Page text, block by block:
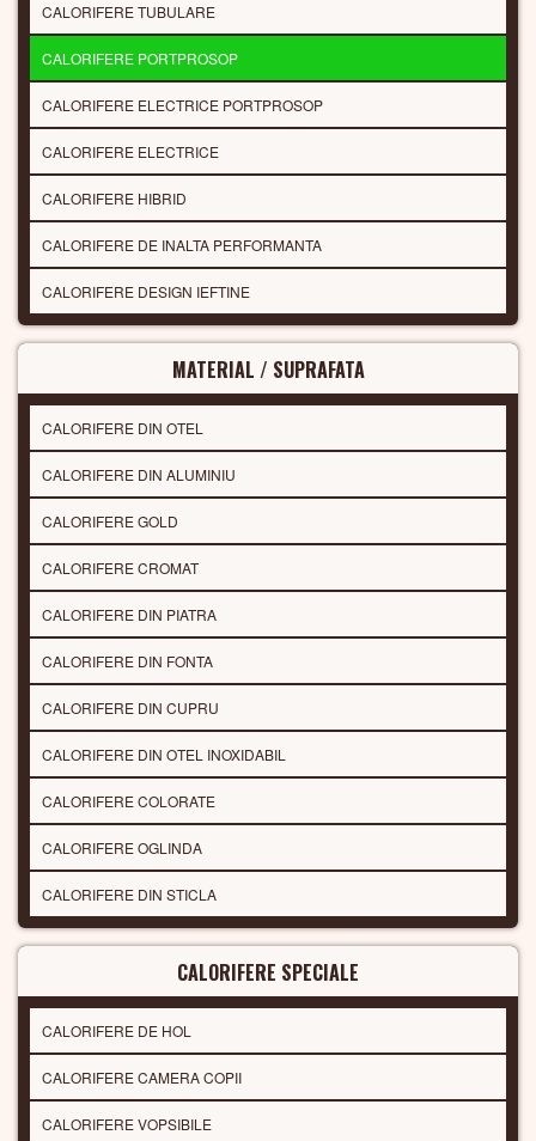
CALORIFERE TUBULARE
CALORIFERE PORTPROSOP
CALORIFERE ELECTRICE PORTPROSOP
CALORIFERE ELECTRICE
CALORIFERE HIBRID
CALORIFERE DE INALTA PERFORMANTA
CALORIFERE DESIGN IEFTINE
MATERIAL / SUPRAFATA
CALORIFERE DIN OTEL
CALORIFERE DIN ALUMINIU
CALORIFERE GOLD
CALORIFERE CROMAT
CALORIFERE DIN PIATRA
CALORIFERE DIN FONTA
CALORIFERE DIN CUPRU
CALORIFERE DIN OTEL INOXIDABIL
CALORIFERE COLORATE
CALORIFERE OGLINDA
CALORIFERE DIN STICLA
CALORIFERE SPECIALE
CALORIFERE DE HOL
CALORIFERE CAMERA COPII
CALORIFERE VOPSIBILE